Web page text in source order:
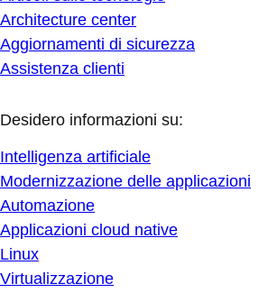
Architecture center
Aggiornamenti di sicurezza
Assistenza clienti
Desidero informazioni su:
Intelligenza artificiale
Modernizzazione delle applicazioni
Automazione
Applicazioni cloud native
Linux
Virtualizzazione